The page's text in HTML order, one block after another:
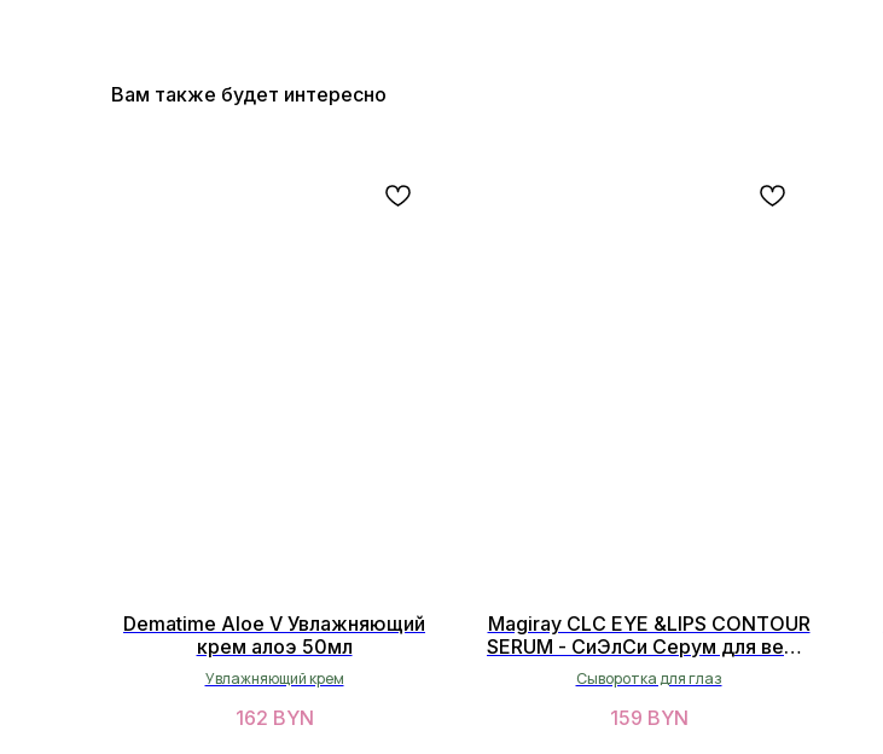
Вам также будет интересно
Dematime Aloe V Увлажняющий
крем алоэ 50мл
Увлажняющий крем
162 BYN
Magiray CLC EYE &LIPS CONTOUR
SERUM - СиЭлСи Cерум для век и
губ (15мл)
Сыворотка для глаз
159 BYN